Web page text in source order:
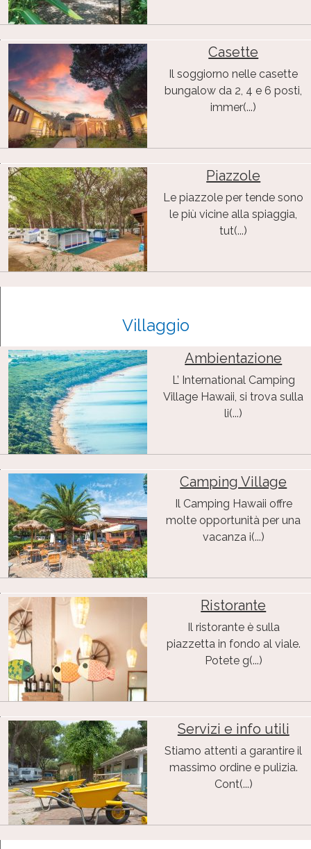
Casette
Il soggiorno nelle casette
bungalow da 2, 4 e 6 posti,
immer(...)
Piazzole
Le piazzole per tende sono
le più vicine alla spiaggia,
tut(...)
Villaggio
Ambientazione
L’ International Camping
Village Hawaii, si trova sulla
li(...)
Camping Village
Il Camping Hawaii offre
molte opportunità per una
vacanza i(...)
Ristorante
Il ristorante è sulla
piazzetta in fondo al viale.
Potete g(...)
Servizi e info utili
Stiamo attenti a garantire il
massimo ordine e pulizia.
Cont(...)